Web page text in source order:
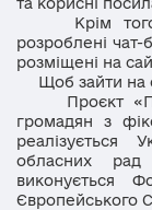
Крім того,
розроблені
розміщені на
Щоб зайти на
Проєкт
громадян з
реалізується
обласних
виконується
Європейського